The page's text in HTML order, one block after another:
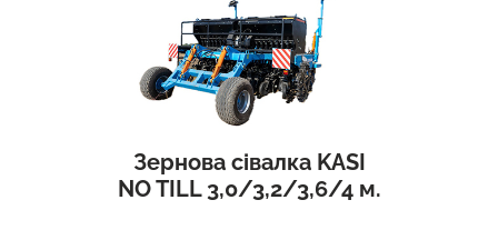
Зернова сівалка KASI
NO TILL 3,0/3,2/3,6/4 м.